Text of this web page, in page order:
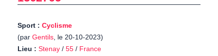
Sport : Cyclisme
(par Gentils, le 20-10-2023)
Lieu : Stenay / 55 / France